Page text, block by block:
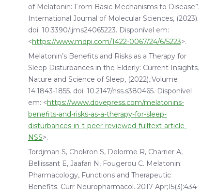
of Melatonin: From Basic Mechanisms to Disease”.
International Journal of Molecular Sciences, (2023).
doi: 10.3390/ijms24065223. Disponível em:
<https://www.mdpi.com/1422-0067/24/6/5223>.
Melatonin’s Benefits and Risks as a Therapy for
Sleep Disturbances in the Elderly: Current Insights.
Nature and Science of Sleep, (2022).;Volume
14:1843-1855. doi: 10.2147/nss.s380465. Disponível
em: <https://www.dovepress.com/melatonins-
benefits-and-risks-as-a-therapy-for-sleep-
disturbances-in-t-peer-reviewed-fulltext-article-
NSS>.
Tordjman S, Chokron S, Delorme R, Charrier A,
Bellissant E, Jaafari N, Fougerou C. Melatonin:
Pharmacology, Functions and Therapeutic
Benefits. Curr Neuropharmacol. 2017 Apr;15(3):434-